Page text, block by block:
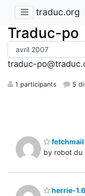
traduc.org
Traduc-po
traduc-
1 participants 5
by robot du
herrie-